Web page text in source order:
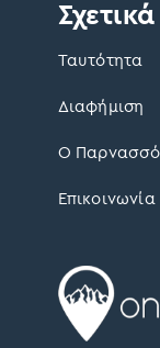
Σχετικά
Ταυτότητα
Διαφήμιση
Ο
Επικοινωνία